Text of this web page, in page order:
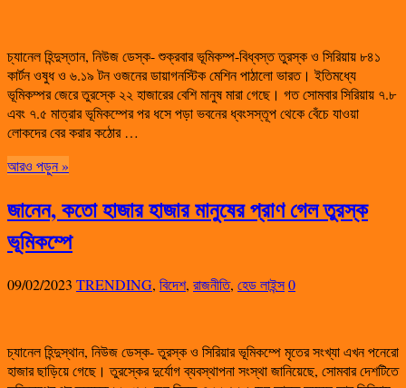
চ্যানেল হিন্দুস্তান, নিউজ ডেস্ক- শুক্রবার ভূমিকম্প-বিধ্বস্ত তুরস্ক ও সিরিয়ায় ৮৪১
কার্টন ওষুধ ও ৬.১৯ টন ওজনের ডায়াগনস্টিক মেশিন পাঠালো ভারত। ইতিমধ্যে
ভূমিকম্পর জেরে তুরস্কে ২২ হাজারের বেশি মানুষ মারা গেছে। গত সোমবার সিরিয়ায় ৭.৮
এবং ৭.৫ মাত্রার ভূমিকম্পের পর ধসে পড়া ভবনের ধ্বংসস্তূপ থেকে বেঁচে যাওয়া
লোকদের বের করার কঠোর …
আরও পড়ুন »
জানেন, কতো হাজার হাজার মানুষের প্রাণ গেল তুরস্ক
ভূমিকম্পে
09/02/2023 TRENDING, বিদেশ, রাজনীতি, হেড লাইন্স0
চ্যানেল হিন্দুস্থান, নিউজ ডেস্ক- তুরস্ক ও সিরিয়ার ভূমিকম্পে মৃতের সংখ্যা এখন পনেরো
হাজার ছাড়িয়ে গেছে। তুরস্কের দুর্যোগ ব্যবস্থাপনা সংস্থা জানিয়েছে, সোমবার দেশটিতে